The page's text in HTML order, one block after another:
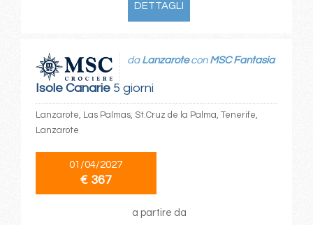
DETTAGLI
Isole Canarie5 giorni
da Lanzarotecon MSC Fantasia
Lanzarote, Las Palmas, St.Cruz de la Palma, Tenerife,
Lanzarote
01/04/2027
€ 367
a partire da